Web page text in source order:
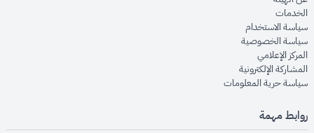
الخدماتopens in new window
سياسة الاستخدام
سياسة الخصوصيةopens in new window
المركز الإعلاميopens in new window
المشاركة الإلكترونيةopens in new window
سياسة حرية المعلوماتopens in new window
روابط مهمة